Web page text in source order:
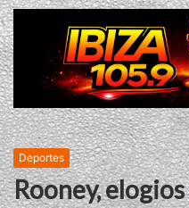
Deportes
Rooney,